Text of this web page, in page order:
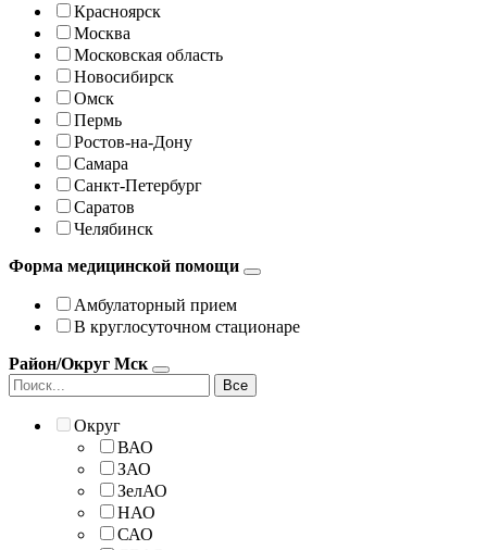
Красноярск
Москва
Московская область
Новосибирск
Омск
Пермь
Ростов-на-Дону
Самара
Санкт-Петербург
Саратов
Челябинск
Форма медицинской помощи
Амбулаторный прием
В круглосуточном стационаре
Район/Округ Мск
Все
Округ
ВАО
ЗАО
ЗелАО
НАО
САО